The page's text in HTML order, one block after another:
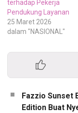
terhadap Pekerja
Pendukung Layanan
25 Maret 2026
dalam "NASIONAL"
Fazzio Sunset
Edition Buat